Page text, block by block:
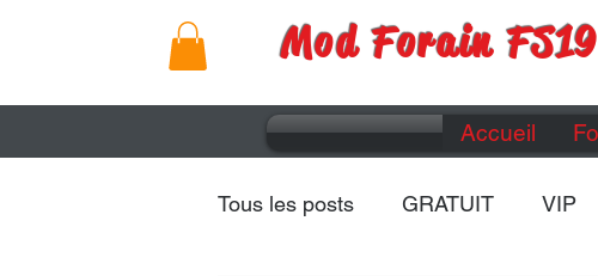
Mod Forain
Accueil
Tous les posts GRATUIT VIP